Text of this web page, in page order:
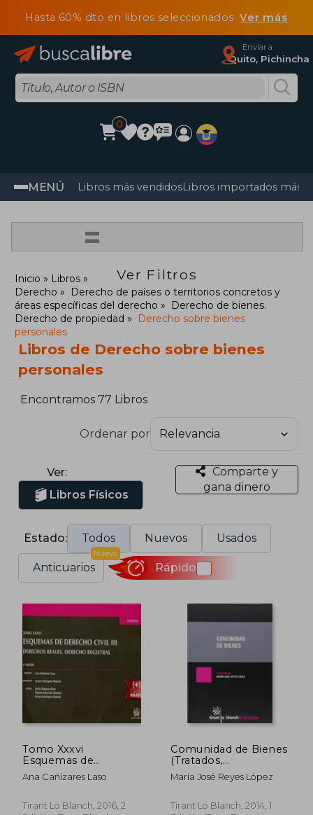
Hasta 60% dto en libros seleccionadosVer más
Enviar a
Quito, Pichincha
0
MENÚ Libros más vendidosLibros importados más
=
Ver Filtros
Inicio
Libros
Derecho
Derecho de países o territorios concretos y
áreas específicas del derecho
Derecho de bienes.
Derecho de propiedad
Derecho sobre bienes
personales
Libros de Derecho sobre bienes
personales
Encontramos 77 Libros
Ordenar por
Ver:
Libros Físicos
Comparte y
gana dinero
Estado: Todos Nuevos Usados
Anticuarios
Nuevo
Rápido
Tomo Xxxvi
Esquemas de
Derecho Civil iii
Derechos Reales.
Edición
Ana Cañizares Laso
Tirant Lo Blanch, 2016, 2
Comunidad de Bienes
(Tratados,
Comentarios y
Practicas Procesales)
María José Reyes López
Tirant Lo Blanch, 2014, 1